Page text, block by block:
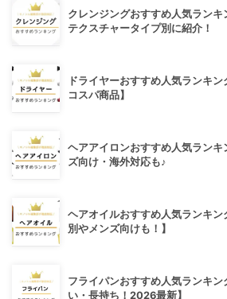
クレンジングおすすめ人気ラン
テクスチャータイプ別に紹介！
ドライヤーおすすめ人気ランキ
コスパ商品】
ヘアアイロンおすすめ人気ラン
ズ向け・海外対応も♪
ヘアオイルおすすめ人気ランキ
別やメンズ向けも！】
フライパンおすすめ人気ランキ
い・長持ち！2026最新】